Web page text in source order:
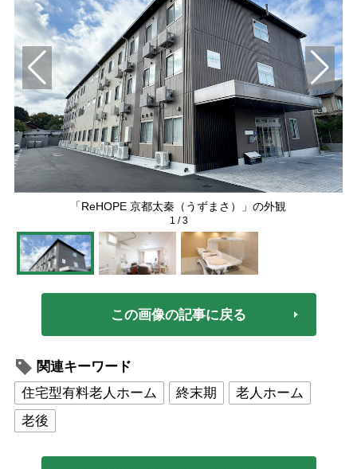
「ReHOPE 京都太秦（うずまさ）」の外観
1 /3
この画像の記事に戻る
関連キーワード
住宅型有料老人ホーム
終末期
老人ホーム
老後